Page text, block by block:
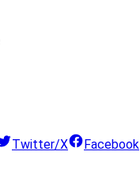
Twitter/X Facebook